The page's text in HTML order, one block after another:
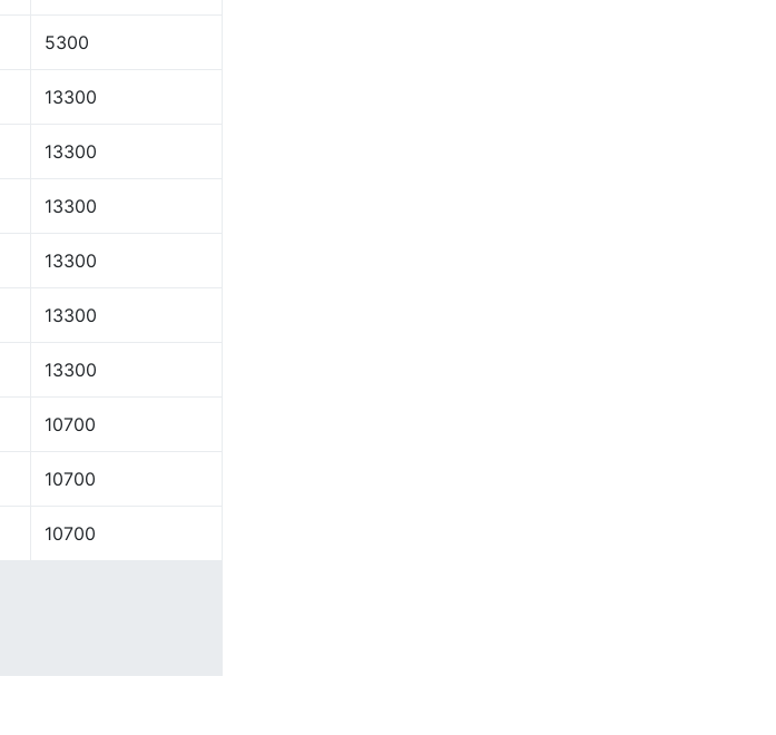
5300
13300
13300
13300
13300
13300
13300
10700
10700
10700